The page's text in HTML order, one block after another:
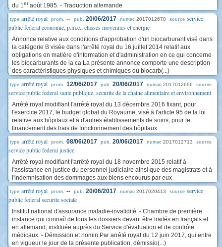
du 1er août 1985. - Traduction allemande
type arrêté royal prom. -- pub. 20/06/2017 numac 2017012678 source service
public federal economie, p.m.e., classes moyennes et energie
Annonce relative aux conditions d'approbation d'un biocarburant visé dans
la catégorie B visée dans l'arrêté royal du 16 juillet 2014 relatif aux
obligations en matière d'information et d'administration en ce qui concerne
les biocarburants de la ca La présente annonce comporte une description
des caractéristiques physiques et chimiques du biocarb(...)
type arrêté royal prom. 12/06/2017 pub. 20/06/2017 numac 2017012696 source
service public federal sante publique, securite de la chaine alimentaire et environnement
Arrêté royal modifiant l'arrêté royal du 13 décembre 2016 fixant, pour
l'exercice 2017, le budget global du Royaume, visé à l'article 95 de la loi
relative aux hôpitaux et à d'autres établissements de soins, pour le
financement des frais de fonctionnement des hôpitaux
type arrêté royal prom. 08/06/2017 pub. 20/06/2017 numac 2017012713 source
service public federal justice
Arrêté royal modifiant l'arrêté royal du 18 novembre 2015 relatif à
l'assistance en justice du personnel judiciaire ainsi que des magistrats et à
l'indemnisation des dommages aux biens encourus par eux
type arrêté royal prom. -- pub. 20/06/2017 numac 2017020413 source service
public federal securite sociale
Institut national d'assurance maladie-invalidité. - Chambre de première
instance qui connaît de tous les dossiers devant être traités en français et
en allemand, instituée auprès du Service d'évaluation et de contrôle
médicaux. - Démission et nomin Par arrêté royal du 12 juin 2017, qui entre
en vigueur le jour de la présente publication, démissio(...)